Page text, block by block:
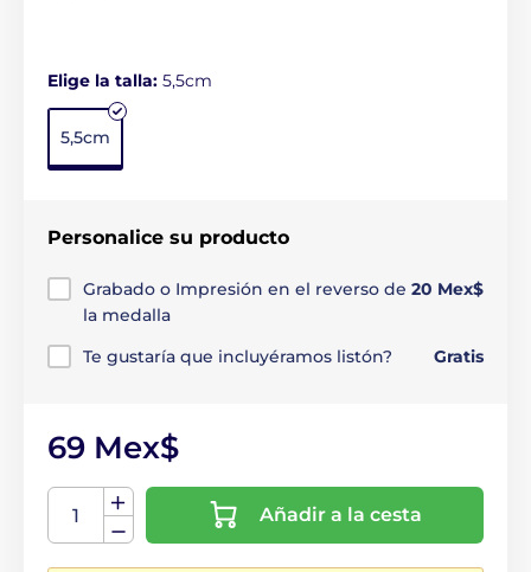
Elige la talla: 5,5cm
5,5cm
Personalice su producto
Grabado o Impresión en el reverso de
la medalla
20 Mex$
Te gustaría que incluyéramos listón? Gratis
69 Mex$
Añadir a la cesta